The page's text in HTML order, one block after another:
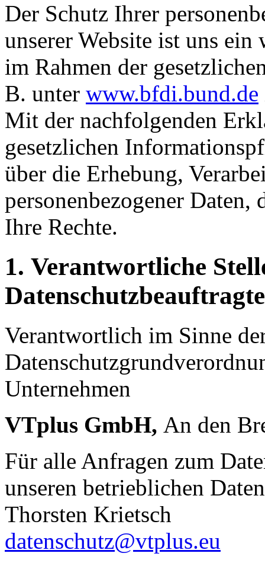
Der Schutz Ihrer
unserer Website ist uns
im Rahmen der
B. unter www.bfdi.bund.de
Mit der nachfolgenden
gesetzlichen
über die Erhebung,
personenbezogener
Ihre Rechte.
1. Verantwortliche
Verantwortlich im Sinne
Unternehmen
VTplus GmbH, An den
Für alle Anfragen zum
unseren betrieblichen
Thorsten Krietsch
datenschutz@vtplus.eu